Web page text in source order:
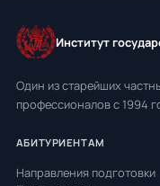
Институт
Один из старейших
профессионалов с 1994
АБИТУРИЕНТАМ
Направления подготовки